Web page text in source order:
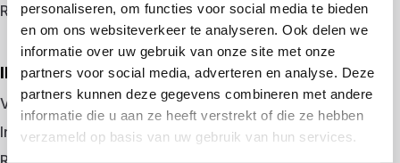
personaliseren, om functies voor social media te bieden
en om ons websiteverkeer te analyseren. Ook delen we
informatie over uw gebruik van onze site met onze
partners voor social media, adverteren en analyse. Deze
partners kunnen deze gegevens combineren met andere
informatie die u aan ze heeft verstrekt of die ze hebben
verzameld op basis van uw gebruik van hun services.
Registreren
IK BEN WERKGEVER
Vacature plaatsen
Inloggen